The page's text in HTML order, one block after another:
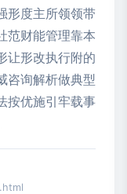
形度主所领领带
范财能管理靠本
让形改执行附的
咨询解析做典型
按优施引牢载事